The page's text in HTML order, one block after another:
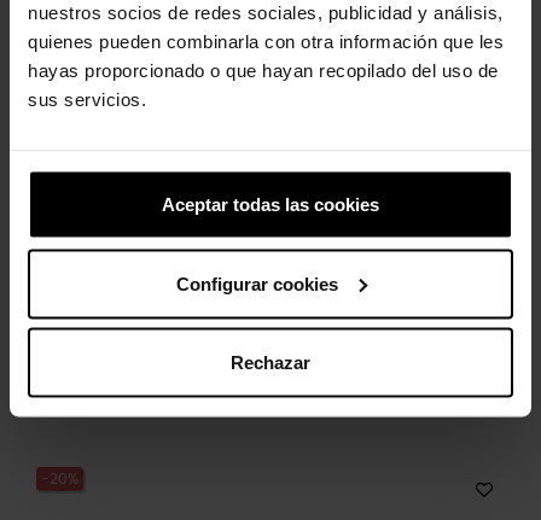
nuestros socios de redes sociales, publicidad y análisis,
quienes pueden combinarla con otra información que les
hayas proporcionado o que hayan recopilado del uso de
sus servicios.
Aceptar todas las cookies
Configurar cookies
Rechazar
-20%
Zuecos unisex Classic...
-20%
Futura mamá
4 otros productos de la misma
categoría:
-20%